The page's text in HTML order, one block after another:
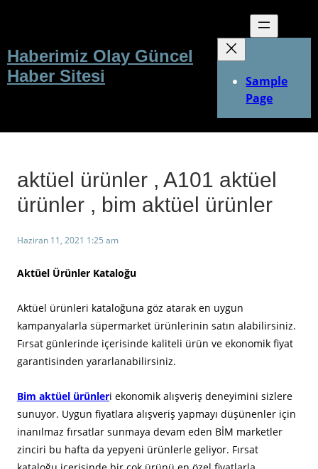
Haberimiz Olay Güncel
Haber Sitesi
Sample
Page
aktüel ürünler , A101 aktüel
ürünler , bim aktüel ürünler
Haziran 11, 2021 1:25 am
Aktüel Ürünler Kataloğu
Aktüel ürünleri kataloğuna göz atarak en uygun
kampanyalarla süpermarket ürünlerinin satın alabilirsiniz.
Fırsat günlerinde içerisinde kaliteli ürün ve ekonomik fiyat
garantisinden yararlanabilirsiniz.
Bim aktüel ürünleri ekonomik alışveriş deneyimini sizlere
sunuyor. Uygun fiyatlara alışveriş yapmayı düşünenler için
inanılmaz fırsatlar sunmaya devam eden BİM marketler
zinciri bu hafta da yepyeni ürünlerle geliyor. Fırsat